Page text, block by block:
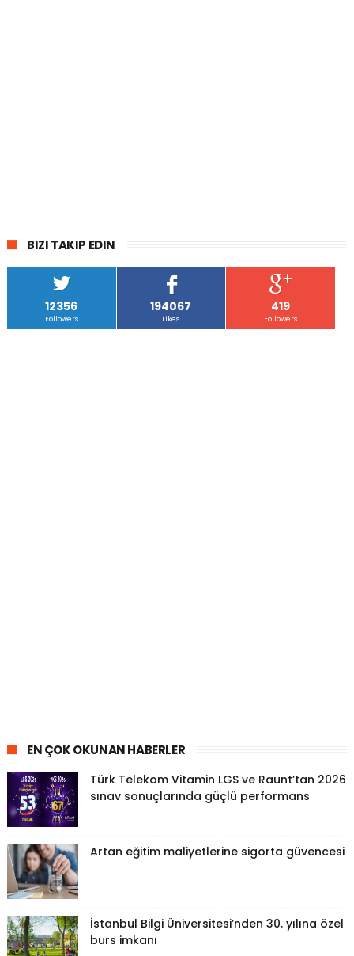
BIZI TAKIP EDIN
12356
Followers
194067
Likes
419
Followers
EN ÇOK OKUNAN HABERLER
Türk Telekom Vitamin LGS ve Raunt’tan 2026
sınav sonuçlarında güçlü performans
Artan eğitim maliyetlerine sigorta güvencesi
İstanbul Bilgi Üniversitesi’nden 30. yılına özel
burs imkanı